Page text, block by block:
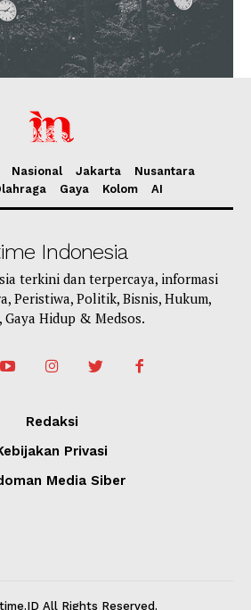
Nasional Jakarta
Nusantara
Gaya Kolom AI
Indonesia
terkini dan terpercaya, informasi
Peristiwa, Politik, Bisnis, Hukum,
Gaya Hidup & Medsos.
Redaksi
Privasi
Media Siber
All Rights Reserved.